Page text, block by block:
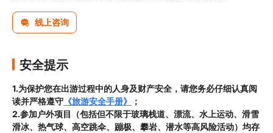
线上咨询
安全提示
1.为保护您在出游过程中的人身及财产安全，请您务必仔细认真阅
读并严格遵守 《旅游安全手册》
；
2.参加户外项目（包括但不限于玻璃栈道、漂流、水上运动、滑雪
滑冰、热气球、高空跳伞、蹦极、攀岩、潜水等高风险活动）均存